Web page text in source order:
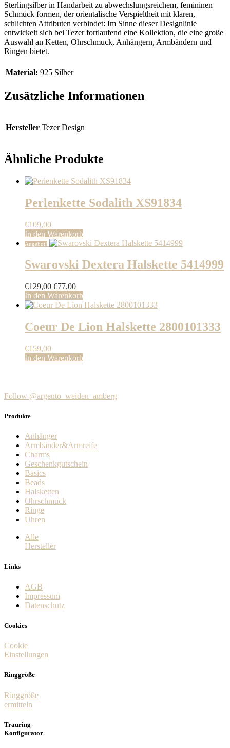
Sterlingsilber in Handarbeit zu abwechslungsreichem, femininen
Schmuck formen, der orientalische Verspieltheit mit klaren,
schlichten Attributen verbindet: Im Sinne dieser Designlinie
entwickelt sich bei Tezer fortlaufend eine Kollektion, die eine große
Auswahl an Ketten, Ohrschmuck, Anhängern, Armbändern und
Ringen bietet.
Material: 925 Silber
Zusätzliche Informationen
Hersteller Tezer Design
Ähnliche Produkte
Perlenkette Sodalith XS91834
€109,00
In den Warenkorb
Angebot!
Swarovski Dextera Halskette 5414999
€129,00 Ursprünglicher
Preis
war:
€77,00Aktueller
Preis
ist:
In den Warenkorb
Coeur De Lion Halskette 2800101333
€159,00
In den Warenkorb
Follow @argento_weiden_amberg
Produkte
Anhänger
Armbänder&Armreife
Charms
Geschenkgutschein
Basics
Beads
Halsketten
Ohrschmuck
Ringe
Uhren
Alle
Hersteller
Links
AGB
Impressum
Datenschutz
Cookies
Cookie
Einstellungen
Ringgröße
Ringgröße
ermitteln
Trauring-
Konfigurator